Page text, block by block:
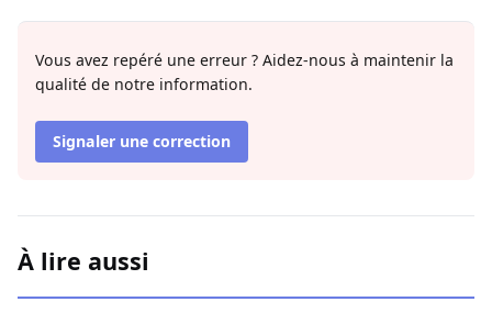
Vous avez repéré une erreur ? Aidez-nous à maintenir la
qualité de notre information.
Signaler une correction
À lire aussi